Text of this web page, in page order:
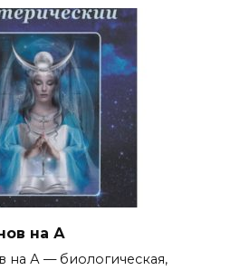
на А
на А — биологическая,